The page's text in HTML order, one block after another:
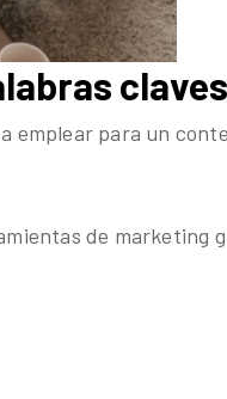
emplear para un
de marketing